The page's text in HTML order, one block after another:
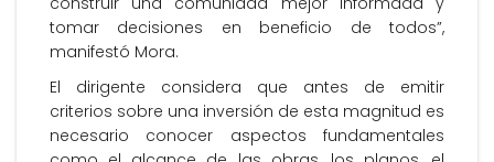
tomar decisiones en beneficio de todos”,
manifestó Mora.
El dirigente considera que antes de emitir
criterios sobre una inversión de esta magnitud es
necesario conocer aspectos fundamentales